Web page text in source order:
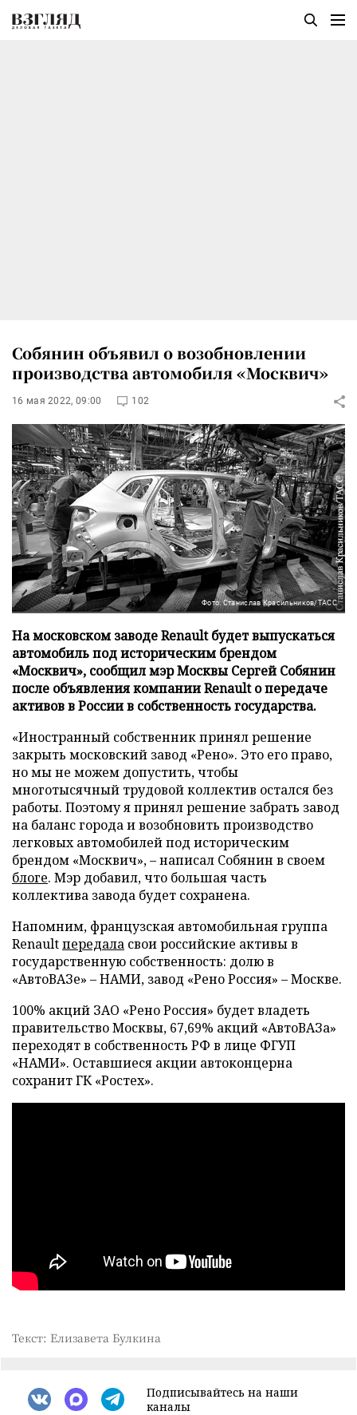
Собянин объявил о возобновлении
производства автомобиля «Москвич»
16 мая 2022, 09:00 102
Фото: Станислав Красильников/ТАСС
На московском заводе Renault будет выпускаться
автомобиль под историческим брендом
«Москвич», сообщил мэр Москвы Сергей Собянин
после объявления компании Renault о передаче
активов в России в собственность государства.
«Иностранный собственник принял решение
закрыть московский завод «Рено». Это его право,
но мы не можем допустить, чтобы
многотысячный трудовой коллектив остался без
работы. Поэтому я принял решение забрать завод
на баланс города и возобновить производство
легковых автомобилей под историческим
брендом «Москвич», – написал Собянин в своем
блоге. Мэр добавил, что большая часть
коллектива завода будет сохранена.
Напомним, французская автомобильная группа
Renaultпередала свои российские активы в
государственную собственность: долю в
«АвтоВАЗе» – НАМИ, завод «Рено Россия» – Москве.
100% акций ЗАО «Рено Россия» будет владеть
правительство Москвы, 67,69% акций «АвтоВАЗа»
переходят в собственность РФ в лице ФГУП
«НАМИ». Оставшиеся акции автоконцерна
сохранит ГК «Ростех».
Текст: Елизавета Булкина
Подписывайтесь на наши
каналы